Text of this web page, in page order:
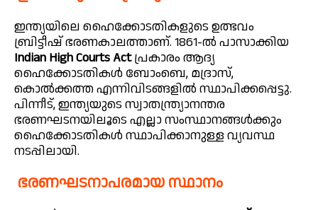
ഇന്ത്യയിലെ ഹൈക്കോടതികളുടെ ഉത്ഭവം
ബ്രിട്ടീഷ് ഭരണകാലത്താണ്. 1861-ൽ പാസാക്കിയ
Indian High Courts Actപ്രകാരം ആദ്യ
ഹൈക്കോടതികൾ ബോംബെ, മദ്രാസ്,
കൊൽക്കത്ത എന്നിവിടങ്ങളിൽ സ്ഥാപിക്കപ്പെട്ടു.
പിന്നീട്, ഇന്ത്യയുടെ സ്വാതന്ത്ര്യാനന്തര
ഭരണഘടനയിലൂടെ എല്ലാ സംസ്ഥാനങ്ങൾക്കും
ഹൈക്കോടതികൾ സ്ഥാപിക്കാനുള്ള വ്യവസ്ഥ
നടപ്പിലായി.
ഭരണഘടനാപരമായ സ്ഥാനം